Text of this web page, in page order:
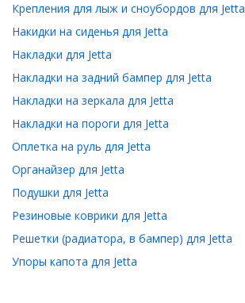
Крепления для лыж и сноубордов для Jetta
Накидки на сиденья для Jetta
Накладки для Jetta
Накладки на задний бампер для Jetta
Накладки на зеркала для Jetta
Накладки на пороги для Jetta
Оплетка на руль для Jetta
Органайзер для Jetta
Подушки для Jetta
Резиновые коврики для Jetta
Решетки (радиатора, в бампер) для Jetta
Упоры капота для Jetta